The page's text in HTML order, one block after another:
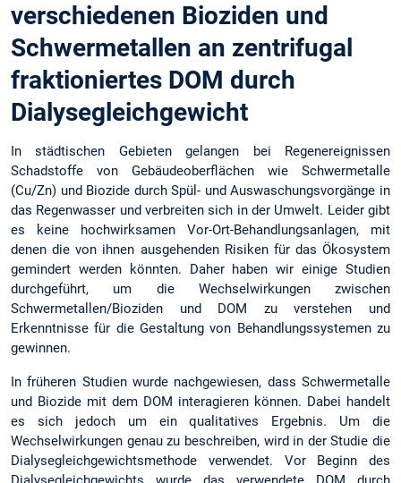
verschiedenen Bioziden und
Schwermetallen an zentrifugal
fraktioniertes DOM durch
Dialysegleichgewicht
In städtischen Gebieten gelangen bei Regenereignissen
Schadstoffe von Gebäudeoberflächen wie Schwermetalle
(Cu/Zn) und Biozide durch Spül- und Auswaschungsvorgänge in
das Regenwasser und verbreiten sich in der Umwelt. Leider gibt
es keine hochwirksamen Vor-Ort-Behandlungsanlagen, mit
denen die von ihnen ausgehenden Risiken für das Ökosystem
gemindert werden könnten. Daher haben wir einige Studien
durchgeführt, um die Wechselwirkungen zwischen
Schwermetallen/Bioziden und DOM zu verstehen und
Erkenntnisse für die Gestaltung von Behandlungssystemen zu
gewinnen.
In früheren Studien wurde nachgewiesen, dass Schwermetalle
und Biozide mit dem DOM interagieren können. Dabei handelt
es sich jedoch um ein qualitatives Ergebnis. Um die
Wechselwirkungen genau zu beschreiben, wird in der Studie die
Dialysegleichgewichtsmethode verwendet. Vor Beginn des